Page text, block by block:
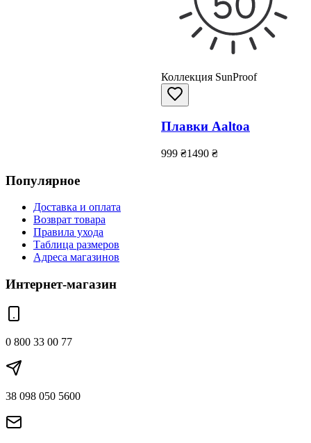
Коллекция SunProof
Плавки Aaltoa
999 ₴1490 ₴
Популярное
Доставка и оплата
Возврат товара
Правила ухода
Таблица размеров
Адреса магазинов
Интернет-магазин
0 800 33 00 77
38 098 050 5600